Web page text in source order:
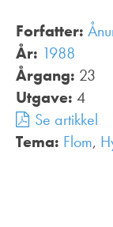
Forfatter:
År: 1988
Årgang: 23
Utgave: 4
Se artikkel
Tema: Flom,